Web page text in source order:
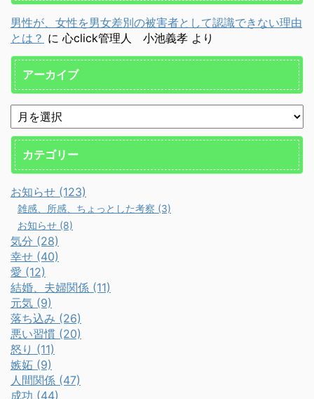
男性が、女性を男女差別の被害者として認識できない理由
とは？ に 心click管理人 小池義孝 より
アーカイブ
カテゴリー
お知らせ (123)
雑感、所感、ちょっとした考察 (3)
お知らせ (8)
気分 (28)
幸せ (40)
愛 (12)
結婚、夫婦関係 (11)
元気 (9)
落ち込み (26)
悪い習慣 (20)
怒り (11)
嫉妬 (9)
人間関係 (47)
成功 (44)